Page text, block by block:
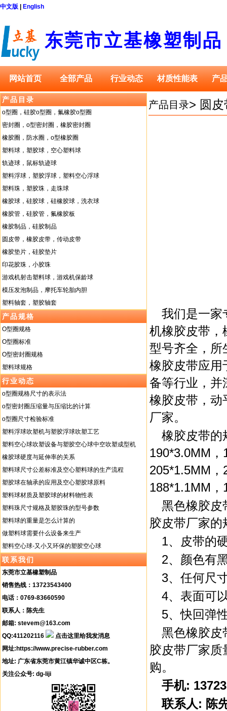
中文版 English
东莞市立基橡塑制品
网站首页 全部产品 行业动态 材质性能表 产
产品目录
o型圈，硅胶o型圈，氟橡胶o型圈
密封圈，o型密封圈，橡胶密封圈
橡胶圈，防水圈，o型橡胶圈
塑料球，塑胶球，空心塑料球
轨迹球，鼠标轨迹球
塑料浮球，塑胶浮球，塑料空心浮球
塑料珠，塑胶珠，走珠球
橡胶球，硅胶球，硅橡胶球，洗衣球
橡胶管，硅胶管，氟橡胶板
橡胶制品，硅胶制品
圆皮带，橡胶皮带，传动皮带
橡胶垫片，硅胶垫片
印花胶珠，小胶珠
游戏机射击塑料球，游戏机保龄球
模压发泡制品，摩托车轮胎内胆
塑料轴套，塑胶轴套
产品规格
O型圈规格
O型圈标准
O型密封圈规格
塑料球规格
行业动态
o型圈规格尺寸的表示法
o型密封圈压缩量与压缩比的计算
o型圈尺寸检验标准
塑料浮球吹塑机与塑胶浮球吹塑工艺
塑料空心球吹塑设备与塑胶空心球中空吹塑成型机
橡胶球硬度与延伸率的关系
塑料球尺寸公差标准及空心塑料球的生产流程
塑胶球在轴承的应用及空心塑胶球原料
塑料球材质及塑胶球的材料物性表
塑料珠尺寸规格及塑胶珠的型号参数
塑料球的重量是怎么计算的
做塑料球需要什么设备来生产
塑料空心球-又小又环保的塑胶空心球
联系我们
东莞市立基橡塑制品
销售热线：13723543400
电话：0769-83660590
联系人：陈先生
邮箱: stevem@163.com
QQ:411202116
网址: https://www.precise-rubber.com
地址: 广东省东莞市黄江镇华诚中区C栋。
关注公众号: dg-liji
产品目录> 圆
我们是一家
机橡胶皮带，
型号齐全，所
橡胶皮带应用
备等行业，并
橡胶皮带，动
厂家。
橡胶皮带的
190*3.0MM
205*1.5MM
188*1.1MM
黑色橡胶皮
胶皮带厂家
1、皮带的
2、颜色有
3、任何尺
4、表面可
5、快回弹
黑色橡胶皮
胶皮带厂家
购。
手机:
联系人: 陈